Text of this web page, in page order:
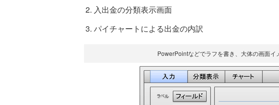
入出金の分類表示画面
パイチャートによる出金の内訳
PowerPointなどでラフを書き、大体の画面イ